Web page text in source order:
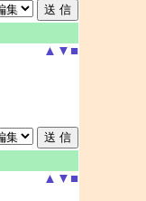
▲ ▼ ■
▲ ▼ ■